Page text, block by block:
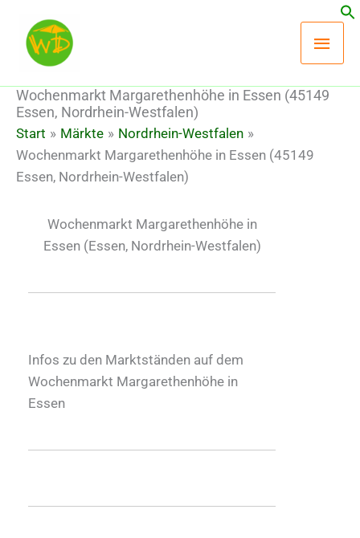
Inhalt
springen
Wochenmarkt Margarethenhöhe in Essen (45149
Essen, Nordrhein-Westfalen)
Start Märkte
Nordrhein-Westfalen
Wochenmarkt Margarethenhöhe in Essen (45149
Essen, Nordrhein-Westfalen)
Wochenmarkt Margarethenhöhe in
Essen(Essen, Nordrhein-Westfalen)
Infos zu den Marktständen auf dem
Wochenmarkt Margarethenhöhe in
Essen